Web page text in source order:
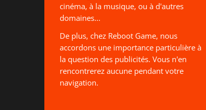
cinéma, à la musique, ou à d'autres
domaines...
De plus, chez Reboot Game, nous
accordons une importance particulière à
la question des publicités. Vous n'en
rencontrerez aucune pendant votre
navigation.